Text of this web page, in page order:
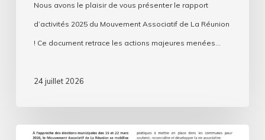
Nous avons le plaisir de vous présenter le rapport
d’activités 2025 du Mouvement Associatif de La Réunion
! Ce document retrace les actions majeures menées…
24 juillet 2026
Municipales